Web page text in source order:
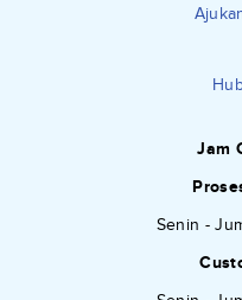
Jam
Senin -